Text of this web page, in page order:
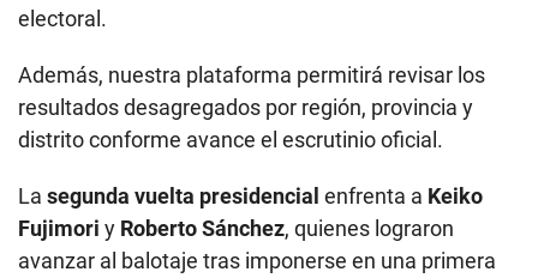
electoral.
Además, nuestra plataforma permitirá revisar los
resultados desagregados por región, provincia y
distrito conforme avance el escrutinio oficial.
La segunda vuelta presidencial enfrenta a Keiko
Fujimori y Roberto Sánchez, quienes lograron
avanzar al balotaje tras imponerse en una primera